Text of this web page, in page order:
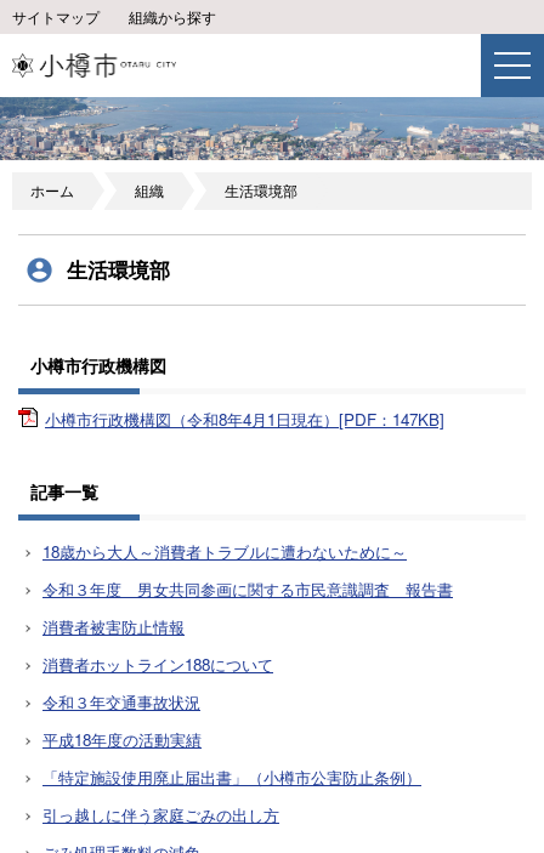
サイトマップ 組織から探す
ホーム 組織 生活環境部
生活環境部
小樽市行政機構図
小樽市行政機構図（令和8年4月1日現在）[PDF：147KB]
記事一覧
18歳から大人～消費者トラブルに遭わないために～
令和３年度 男女共同参画に関する市民意識調査 報告書
消費者被害防止情報
消費者ホットライン188について
令和３年交通事故状況
平成18年度の活動実績
「特定施設使用廃止届出書」（小樽市公害防止条例）
引っ越しに伴う家庭ごみの出し方